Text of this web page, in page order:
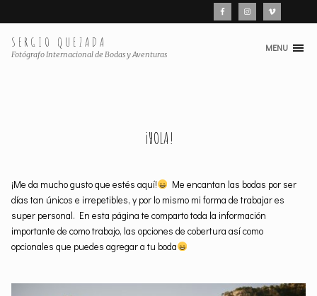
SERGIO QUEZADA
Fotógrafo Internacional de Bodas y Aventuras
Skip
MENU
¡HOLA!
¡Me da mucho gusto que estés aquí!
Me encantan las bodas por ser
días tan únicos e irrepetibles, y por lo mismo mi forma de trabajar es
super personal. En esta página te comparto toda la información
importante de como trabajo, las opciones de cobertura así como
opcionales que puedes agregar a tu boda